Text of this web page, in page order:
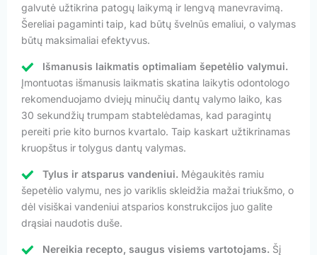
galvutė užtikrina patogų laikymą ir lengvą manevravimą.
Šereliai pagaminti taip, kad būtų švelnūs emaliui, o valymas
būtų maksimaliai efektyvus.
Išmanusis laikmatis optimaliam šepetėlio valymui.
Įmontuotas išmanusis laikmatis skatina laikytis odontologo
rekomenduojamo dviejų minučių dantų valymo laiko, kas
30 sekundžių trumpam stabtelėdamas, kad paragintų
pereiti prie kito burnos kvartalo. Taip kaskart užtikrinamas
kruopštus ir tolygus dantų valymas.
Tylus ir atsparus vandeniui. Mėgaukitės ramiu
šepetėlio valymu, nes jo variklis skleidžia mažai triukšmo, o
dėl visiškai vandeniui atsparios konstrukcijos juo galite
drąsiai naudotis duše.
Nereikia recepto, saugus visiems vartotojams. Šį